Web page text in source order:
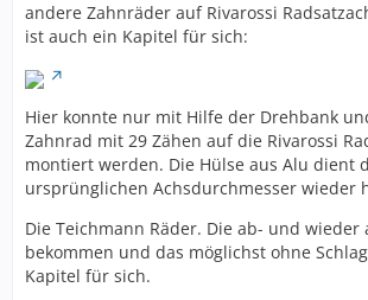
andere Zahnräder auf Rivarossi
ist auch ein Kapitel für sich:
Hier konnte nur mit Hilfe der Drehbank
Zahnrad mit 29 Zähen auf die Rivarossi
montiert werden. Die Hülse aus Alu dient
ursprünglichen Achsdurchmesser wieder
Die Teichmann Räder. Die ab- und wieder
bekommen und das möglichst ohne
Kapitel für sich.